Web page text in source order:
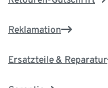
Reklamation
Ersatzteile & Reparatur